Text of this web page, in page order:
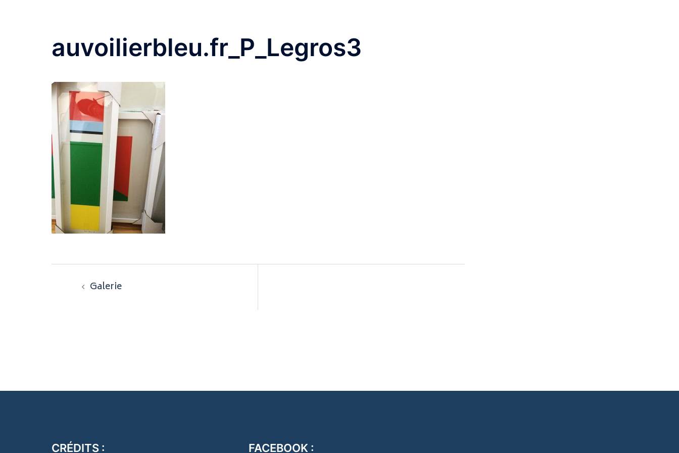
auvoilierbleu.fr_P_Legros3
Navigation
Galerie
CRÉDITS : FACEBOOK :